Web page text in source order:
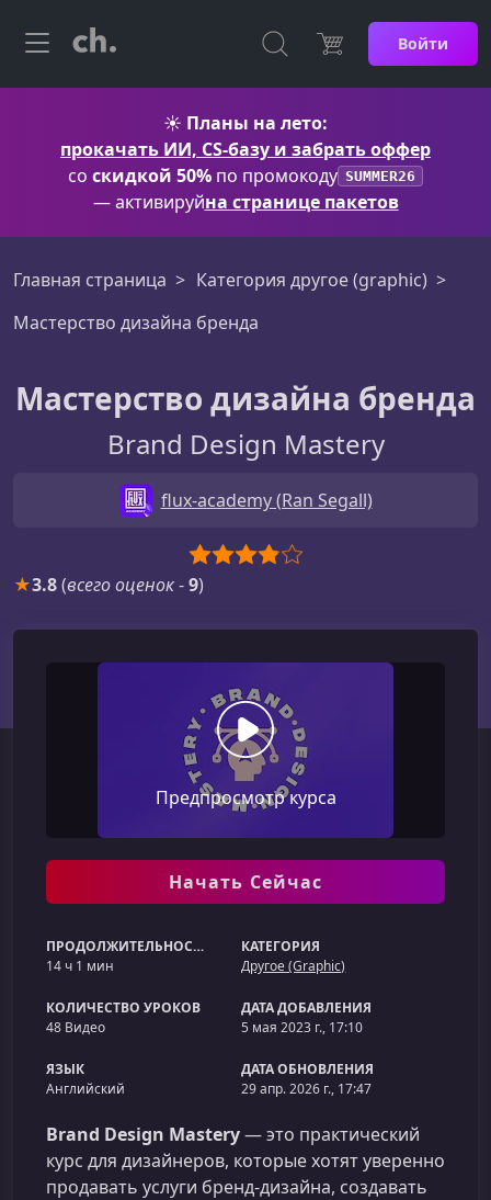
Войти
☀️ Планы на лето:
прокачать ИИ, CS-базу и забрать оффер
со скидкой 50% по промокоду SUMMER26
— активируйна странице пакетов
Главная страница
Категория другое (graphic)
Мастерство дизайна бренда
Мастерство дизайна бренда
Brand Design Mastery
flux-academy (Ran Segall)
★3.8(всего оценок-9)
Предпросмотр курса
Начать Сейчас
ПРОДОЛЖИТЕЛЬНОСТЬ
14 ч 1 мин
КАТЕГОРИЯ
Другое (Graphic)
КОЛИЧЕСТВО УРОКОВ
48 Видео
ДАТА ДОБАВЛЕНИЯ
5 мая 2023 г., 17:10
ЯЗЫК
Английский
ДАТА ОБНОВЛЕНИЯ
29 апр. 2026 г., 17:47
Brand Design Mastery— это практический
курс для дизайнеров, которые хотят уверенно
продавать услуги бренд-дизайна, создавать